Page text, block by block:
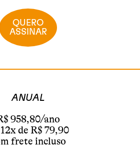
QUERO
ASSINAR
ANUAL
958,80/ano
de R$ 79,90
frete incluso